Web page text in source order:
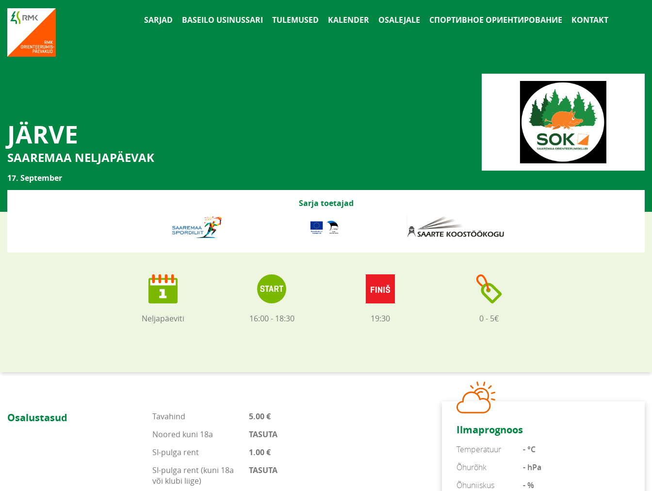
SARJAD BASEILO USINUSSARI TULEMUSED KALENDER OSALEJALE СПОРТИВНОЕ ОРИЕНТИРОВАНИЕ KONTAKT
JÄRVE
SAAREMAA NELJAPÄEVAK
17. September
Sarja toetajad
Neljapäeviti 16:00 - 18:30 19:30 0 - 5€
Osalustasud Tavahind
5.00 €
Noored kuni 18a
TASUTA
SI-pulga rent
1.00 €
SI-pulga rent (kuni 18a
või klubi liige)
TASUTA
Ilmaprognoos
Temperatuur
- °C
Õhurõhk
- hPa
Õhuniiskus
- %